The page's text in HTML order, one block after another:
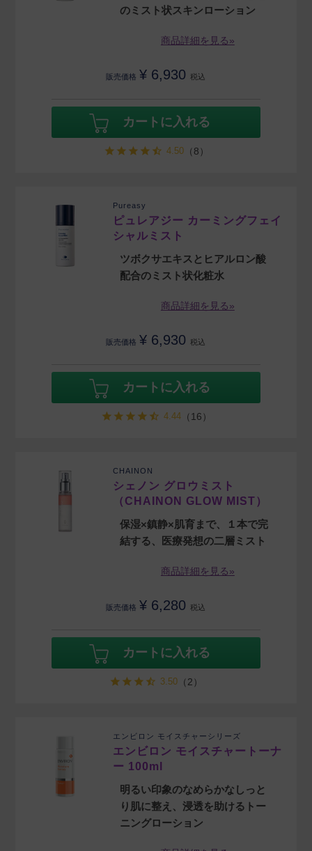
のミスト状スキンローション
商品詳細を見る»
販売価格 ¥ 6,930 税込
カートに入れる
4.50（8）
Pureasy
ピュレアジー カーミングフェイ
シャルミスト
ツボクサエキスとヒアルロン酸
配合のミスト状化粧水
商品詳細を見る»
販売価格 ¥ 6,930 税込
カートに入れる
4.44（16）
CHAINON
シェノン グロウミスト
（CHAINON GLOW MIST）
保湿×鎮静×肌育まで、１本で完
結する、医療発想の二層ミスト
商品詳細を見る»
販売価格 ¥ 6,280 税込
カートに入れる
3.50 （2）
エンビロン モイスチャーシリーズ
エンビロン モイスチャートーナ
ー 100ml
明るい印象のなめらかなしっと
り肌に整え、浸透を助けるトー
ニングローション